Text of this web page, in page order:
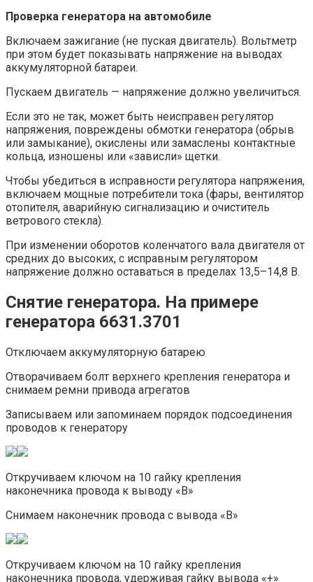
Проверка генератора на автомобиле
Включаем зажигание (не пуская двигатель). Вольтметр
при этом будет показывать напряжение на выводах
аккумуляторной батареи.
Пускаем двигатель — напряжение должно увеличиться.
Если это не так, может быть неисправен регулятор
напряжения, повреждены обмотки генератора (обрыв
или замыкание), окислены или замаслены контактные
кольца, изношены или «зависли» щетки.
Чтобы убедиться в исправности регулятора напряжения,
включаем мощные потребители тока (фары, вентилятор
отопителя, аварийную сигнализацию и очиститель
ветрового стекла).
При изменении оборотов коленчатого вала двигателя от
средних до высоких, с исправным регулятором
напряжение должно оставаться в пределах 13,5–14,8 В.
Снятие генератора. На примере
генератора 6631.3701
Отключаем аккумуляторную батарею
Отворачиваем болт верхнего крепления генератора и
снимаем ремни привода агрегатов
Записываем или запоминаем порядок подсоединения
проводов к генератору
Откручиваем ключом на 10 гайку крепления
наконечника провода к выводу «В»
Снимаем наконечник провода с вывода «В»
Откручиваем ключом на 10 гайку крепления
наконечника провода, удерживая гайку вывода «+»